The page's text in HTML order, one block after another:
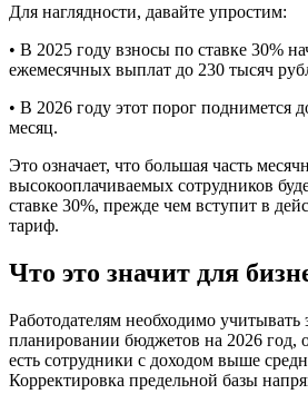
Для наглядности, давайте упростим:
• В 2025 году взносы по ставке 30%
ежемесячных выплат до 230 тысяч
• В 2026 году этот порог поднимется
месяц.
Это означает, что большая часть
высокооплачиваемых сотрудников
ставке 30%, прежде чем вступит в
тариф.
Что это значит для
Работодателям необходимо
планировании бюджетов на 2026 год,
есть сотрудники с доходом выше
Корректировка предельной базы